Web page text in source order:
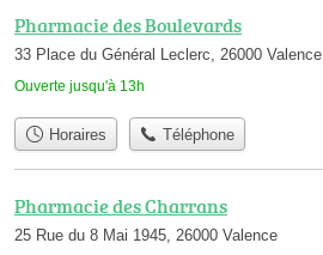
Pharmacie des Boulevards
33 Place du Général Leclerc, 26000 Valence
Ouverte jusqu'à 13h
Horaires Téléphone
Pharmacie des Charrans
25 Rue du 8 Mai 1945, 26000 Valence